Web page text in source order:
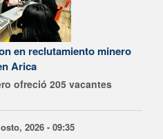
en reclutamiento minero
Arica
ofreció 205 vacantes
2026 - 09:35